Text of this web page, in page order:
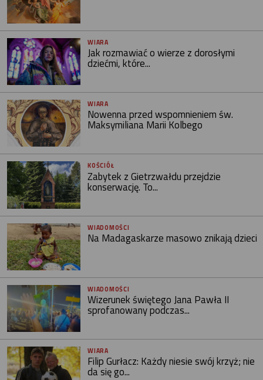
WIARA
Jak rozmawiać o wierze z dorosłymi
dziećmi, które...
WIARA
Nowenna przed wspomnieniem św.
Maksymiliana Marii Kolbego
KOŚCIÓŁ
Zabytek z Gietrzwałdu przejdzie
konserwację. To...
WIADOMOŚCI
Na Madagaskarze masowo znikają dzieci
WIADOMOŚCI
Wizerunek świętego Jana Pawła II
sprofanowany podczas...
WIARA
Filip Gurłacz: Każdy niesie swój krzyż; nie
da się go...